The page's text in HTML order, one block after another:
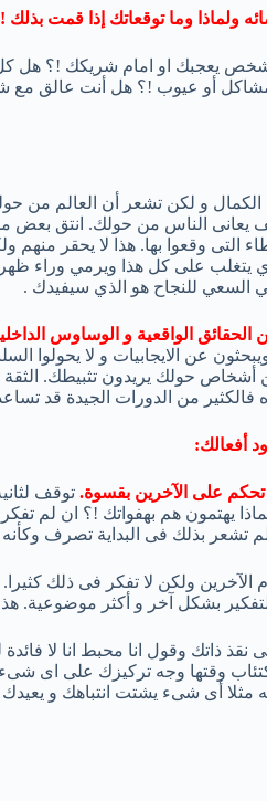
شخص يعجبك او امام شريكك !؟ هل
مشاكل أو عيوب !؟ هل أنت عالق
و لكن تشعر أن العالم من
يعانى الناس من حولك. انتق
التى وقعوا بها. هذا لا يحقر
يتغلب على كل هذا ويرمي وراء
السعي للنجاح هو الذي سيفيدك .
ويبحثون عن الايجابيات و لا
من أشخاص حولك يريدون تثبيطك.
فالكثير من الدورات الجيدة قد
أفعالك:
توقف
يهتمون هم بهفواتك !؟ ان لم
تشعر بذلك فى البداية تصرف
ولكن لا تفكر فى ذلك
بشكل آخر و أكثر موضوعية.
نقذ ذاتك وقول انا محبط انا لا
وقتها وجه تركيزك على اى
أى شىء يشتت انتباهك و يعيدك